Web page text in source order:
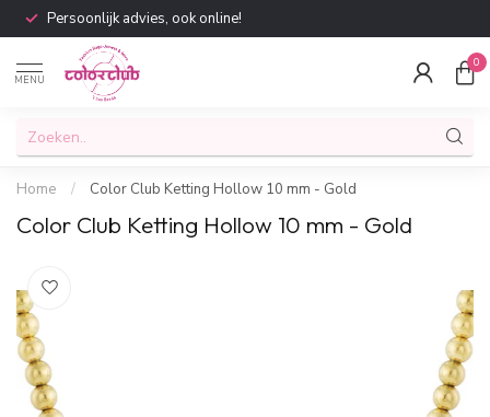
Persoonlijk advies, ook online!
MENU
0
Home / Color Club Ketting Hollow 10 mm - Gold
Color Club Ketting Hollow 10 mm - Gold